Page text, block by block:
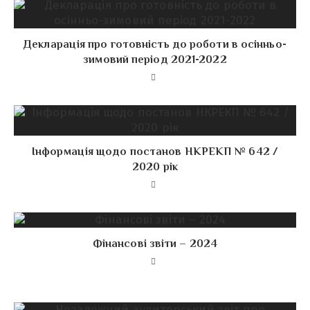
Декларація про готовність до роботи в осінньо-
зимовий період 2021-2022
Інформація щодо постанов НКРЕКП № 642 /
2020 рік
Фінансові звіти – 2024